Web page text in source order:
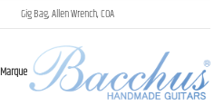
Gig Bag, Allen Wrench, COA
Marque